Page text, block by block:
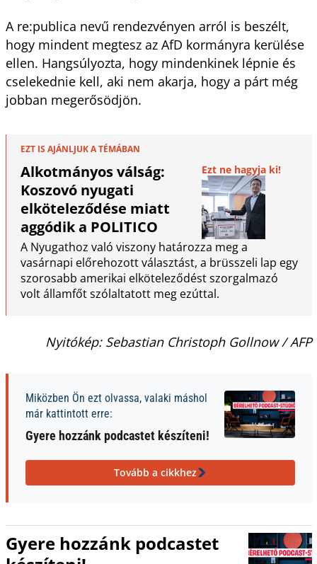
A re:publica nevű rendezvényen arról is beszélt,
hogy mindent megtesz az AfD kormányra kerülése
ellen. Hangsúlyozta, hogy mindenkinek lépnie és
cselekednie kell, aki nem akarja, hogy a párt még
jobban megerősödjön.
EZT IS AJÁNLJUK A TÉMÁBAN
Alkotmányos válság:
Koszovó nyugati
elköteleződése miatt
aggódik a POLITICO
Ezt ne hagyja ki!
A Nyugathoz való viszony határozza meg a
vasárnapi előrehozott választást, a brüsszeli lap egy
szorosabb amerikai elköteleződést szorgalmazó
volt államfőt szólaltatott meg ezúttal.
Nyitókép: Sebastian Christoph Gollnow / AFP
Miközben Ön ezt olvassa, valaki máshol
már kattintott erre:
Gyere hozzánk podcastet készíteni!
Tovább a cikkhez
Gyere hozzánk podcastet